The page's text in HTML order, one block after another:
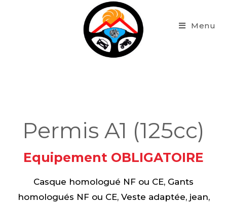
Menu
Permis A1 (125cc)
Equipement OBLIGATOIRE
Casque homologué NF ou CE, Gants
homologués NF ou CE, Veste adaptée, jean,